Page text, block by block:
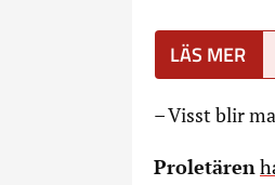
– Visst blir
Proletären